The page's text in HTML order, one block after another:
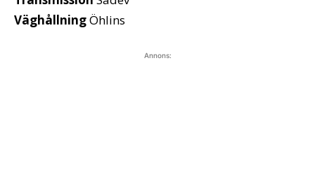
VäghållningÖhlins
Annons: